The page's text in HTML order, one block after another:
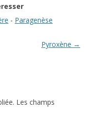
- Paragenèse
Pyroxène →
Les champs